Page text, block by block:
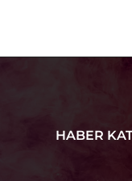
HABER